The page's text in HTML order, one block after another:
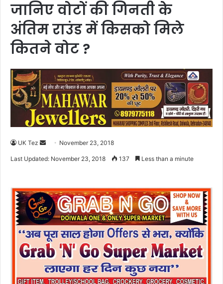
जानिए वोटों की गिनती के
अंतिम राउंड में किसको मिले
कितने वोट ?
UK Tez
e
a
e
m
a
i
November 23, 2018
Last Updated: November 23, 2018 137 Less than a minute